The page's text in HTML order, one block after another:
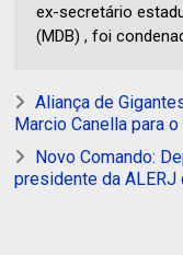
ex-secretário
(MDB) , foi
Aliança de
Marcio Canella para
Novo Comando:
presidente da